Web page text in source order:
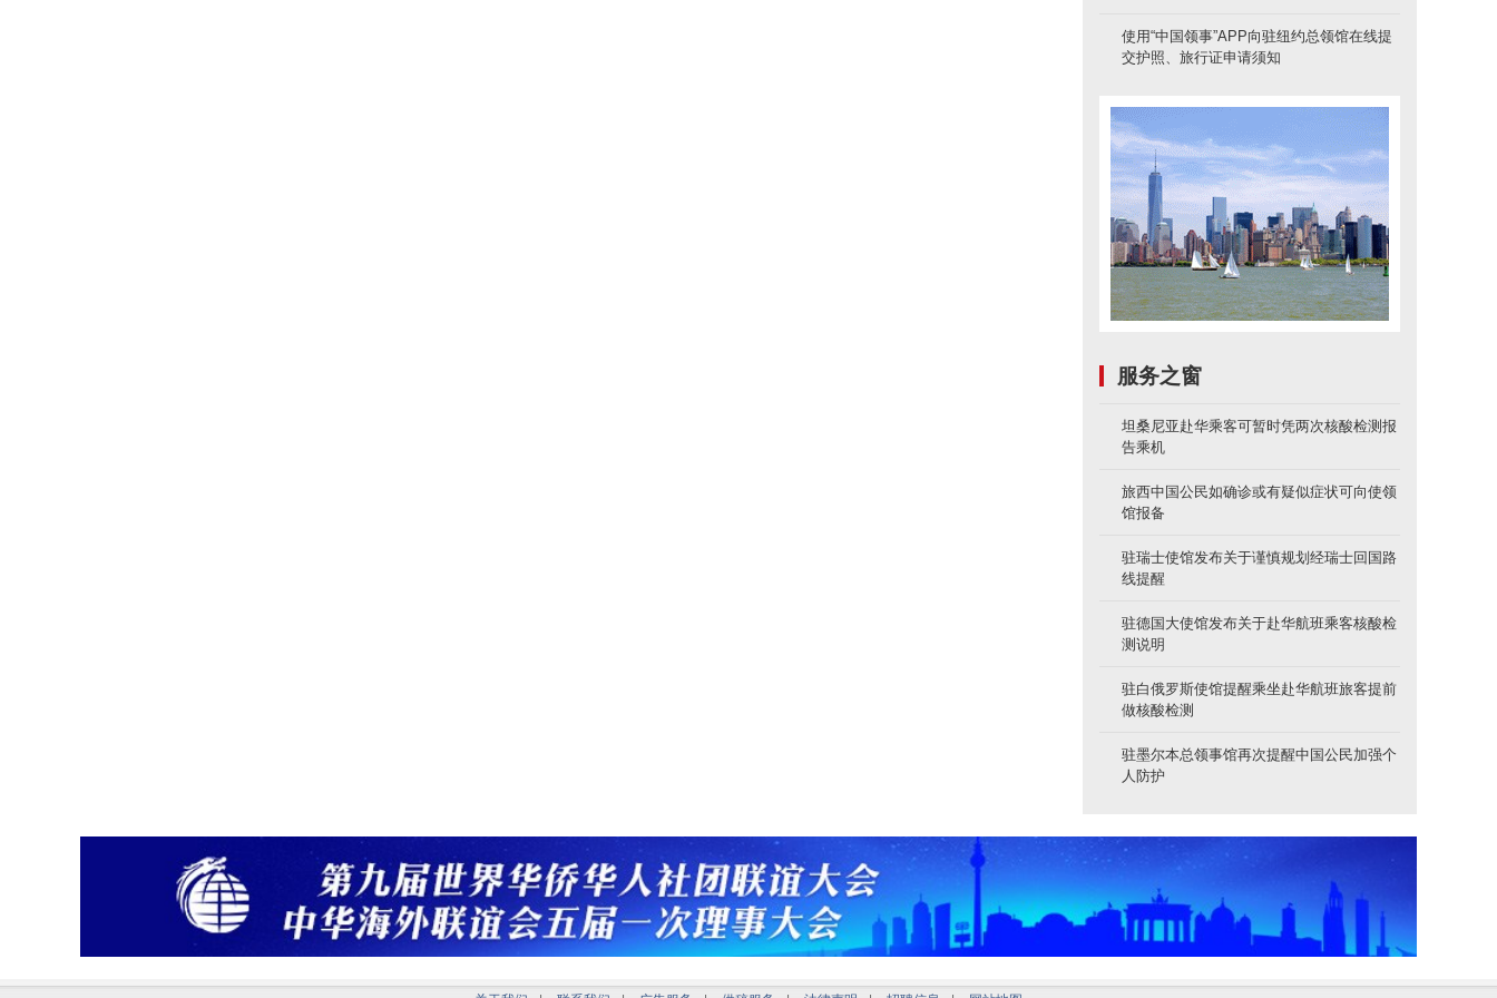
使用“中国领事”APP向驻纽约总领馆在线提
交护照、旅行证申请须知
服务之窗
坦桑尼亚赴华乘客可暂时凭两次核酸检测报
告乘机
旅西中国公民如确诊或有疑似症状可向使领
馆报备
驻瑞士使馆发布关于谨慎规划经瑞士回国路
线提醒
驻德国大使馆发布关于赴华航班乘客核酸检
测说明
驻白俄罗斯使馆提醒乘坐赴华航班旅客提前
做核酸检测
驻墨尔本总领事馆再次提醒中国公民加强个
人防护